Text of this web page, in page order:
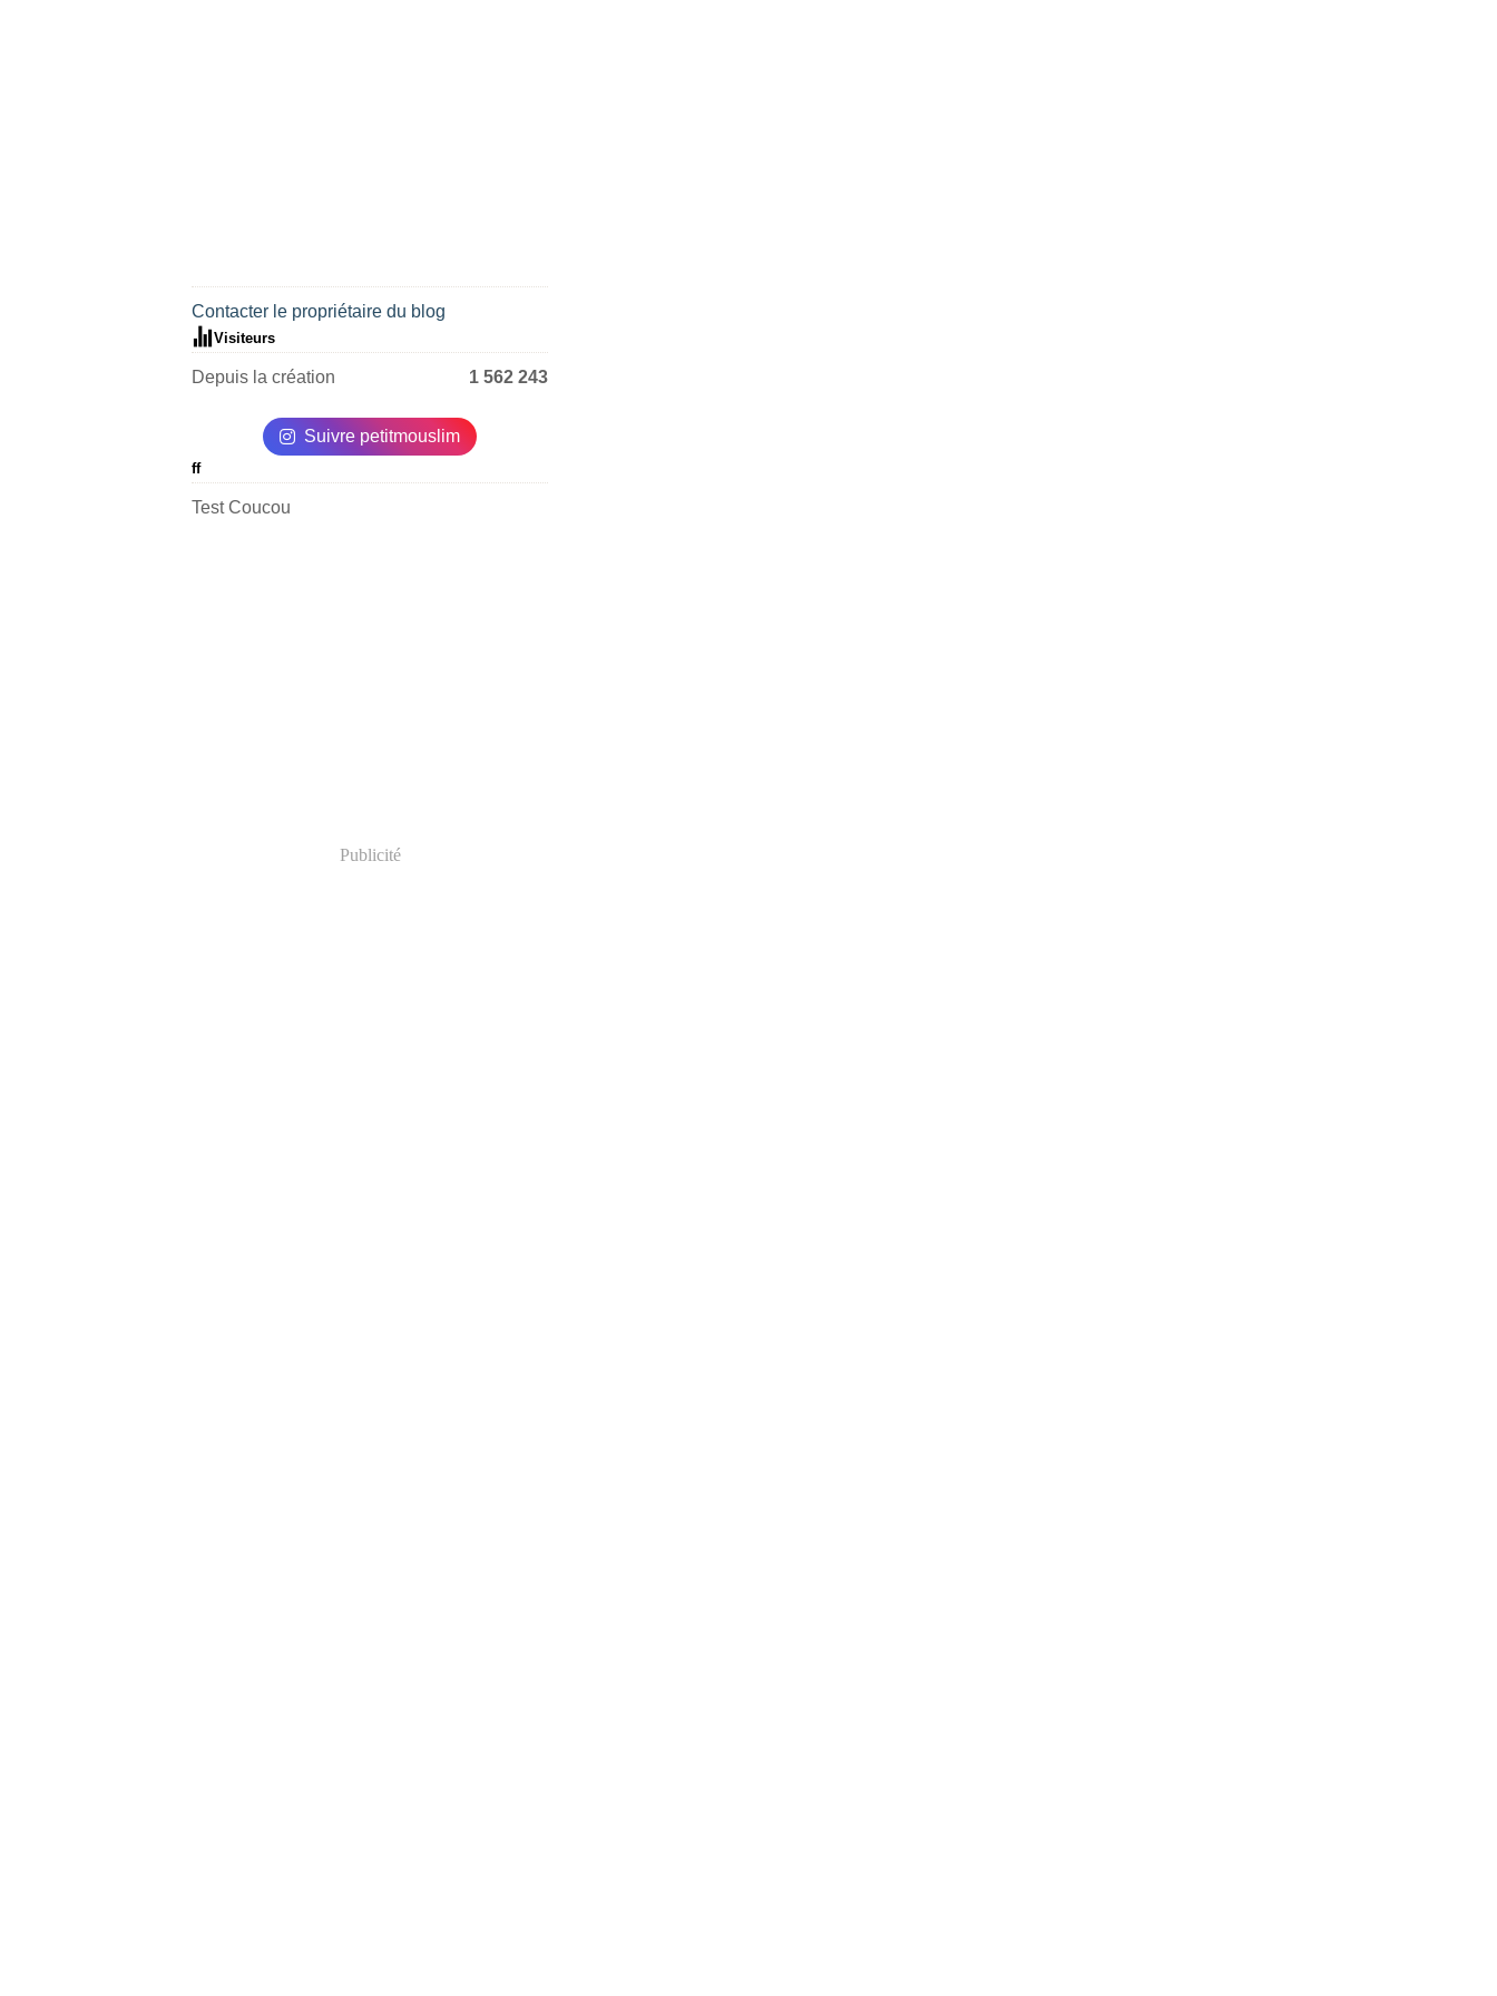
Contacter le propriétaire du blog
Visiteurs
Depuis la création 1 562 243
Suivre petitmouslim
ff
Test Coucou
Publicité